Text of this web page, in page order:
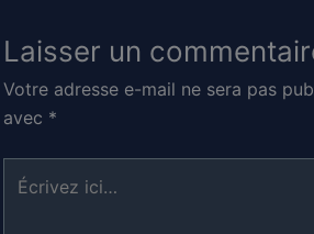
Laisser un
Votre adresse e-mail ne sera pas
avec *
Écrivez
ici…